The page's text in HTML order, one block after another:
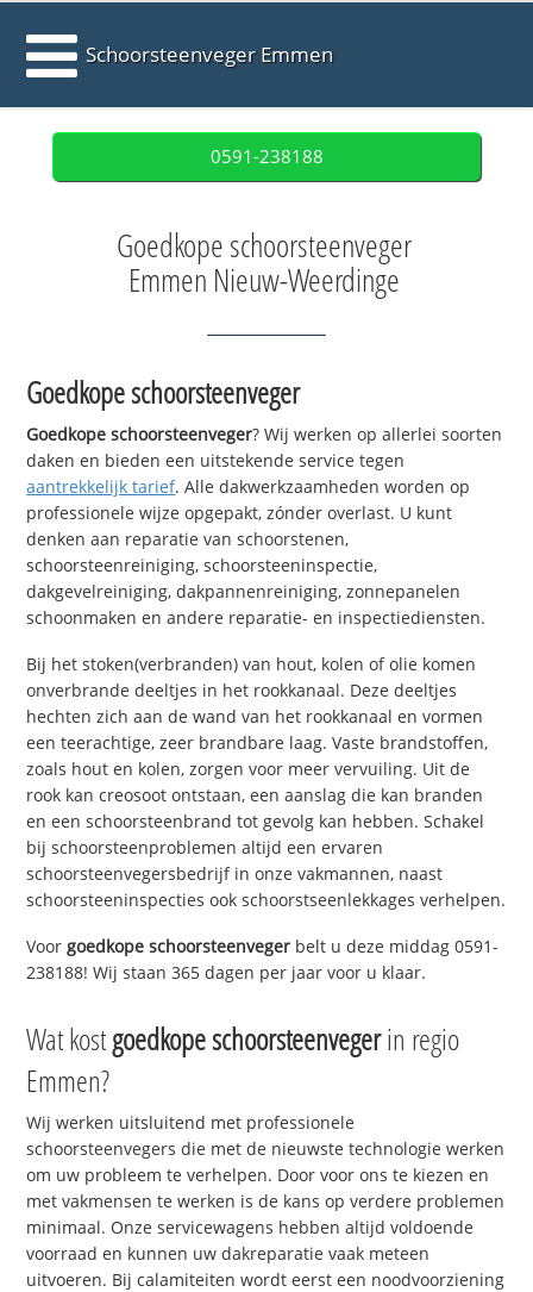
Schoorsteenveger Emmen
0591-238188
Goedkope schoorsteenveger
Emmen Nieuw-Weerdinge
Goedkope schoorsteenveger
Goedkope schoorsteenveger? Wij werken op allerlei soorten
daken en bieden een uitstekende service tegen
aantrekkelijk tarief. Alle dakwerkzaamheden worden op
professionele wijze opgepakt, zónder overlast. U kunt
denken aan reparatie van schoorstenen,
schoorsteenreiniging, schoorsteeninspectie,
dakgevelreiniging, dakpannenreiniging, zonnepanelen
schoonmaken en andere reparatie- en inspectiediensten.
Bij het stoken(verbranden) van hout, kolen of olie komen
onverbrande deeltjes in het rookkanaal. Deze deeltjes
hechten zich aan de wand van het rookkanaal en vormen
een teerachtige, zeer brandbare laag. Vaste brandstoffen,
zoals hout en kolen, zorgen voor meer vervuiling. Uit de
rook kan creosoot ontstaan, een aanslag die kan branden
en een schoorsteenbrand tot gevolg kan hebben. Schakel
bij schoorsteenproblemen altijd een ervaren
schoorsteenvegersbedrijf in onze vakmannen, naast
schoorsteeninspecties ook schoorstseenlekkages verhelpen.
Voorgoedkope schoorsteenveger belt u deze middag 0591-
238188! Wij staan 365 dagen per jaar voor u klaar.
Wat kostgoedkope schoorsteenvegerin regio
Emmen?
Wij werken uitsluitend met professionele
schoorsteenvegers die met de nieuwste technologie werken
om uw probleem te verhelpen. Door voor ons te kiezen en
met vakmensen te werken is de kans op verdere problemen
minimaal. Onze servicewagens hebben altijd voldoende
voorraad en kunnen uw dakreparatie vaak meteen
uitvoeren. Bij calamiteiten wordt eerst een noodvoorziening